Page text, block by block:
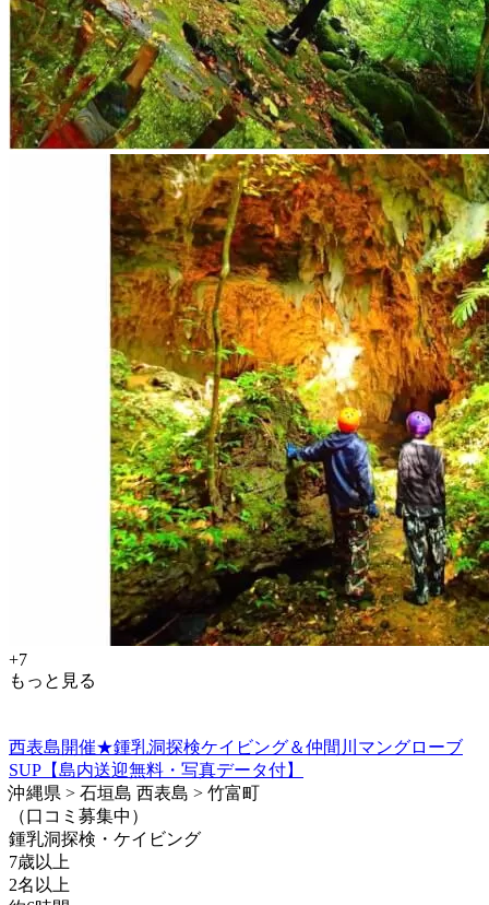
+7
もっと見る
西表島開催★鍾乳洞探検ケイビング＆仲間川マングローブ
SUP【島内送迎無料・写真データ付】
沖縄県 > 石垣島 西表島 > 竹富町
（口コミ募集中）
鍾乳洞探検・ケイビング
7歳以上
2名以上